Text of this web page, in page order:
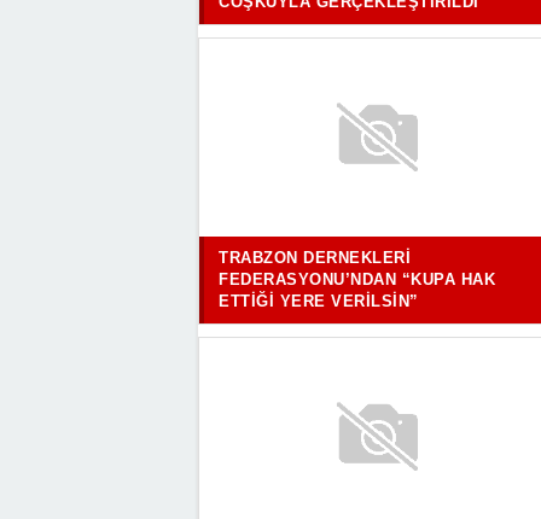
TRABZON DERNEKLERI
FEDERASYONU’NDAN “KUPA HAK
ETTIĞI YERE VERILSIN”